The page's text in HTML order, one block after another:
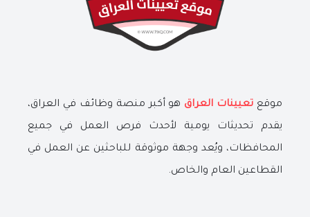
موقع تعيينات العراق هو أكبر منصة وظائف في العراق،
يقدم تحديثات يومية لأحدث فرص العمل في جميع
المحافظات، ويُعد وجهة موثوقة للباحثين عن العمل في
القطاعين العام والخاص.